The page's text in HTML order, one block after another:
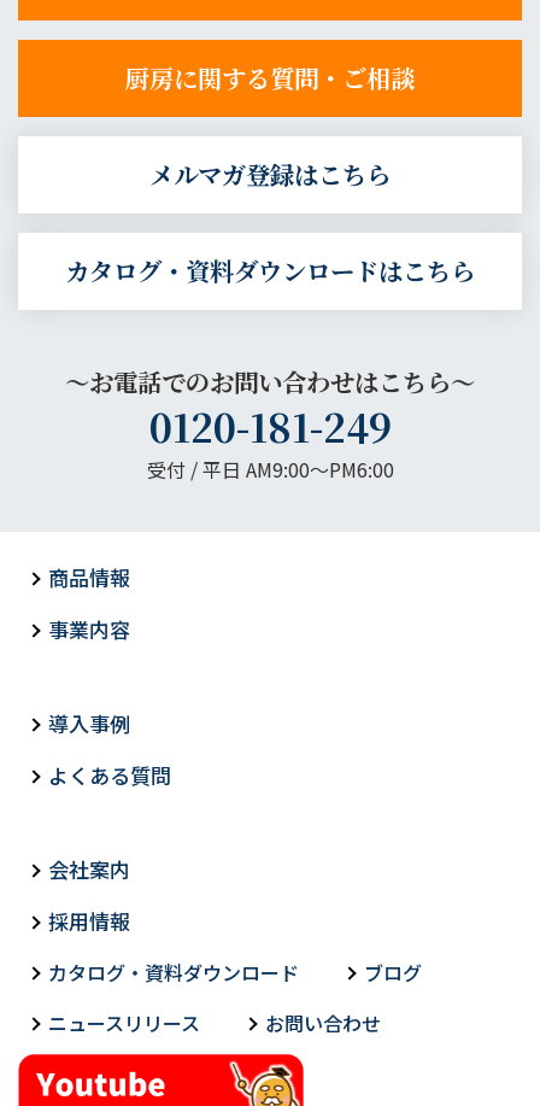
厨房に関する質問・ご相談
メルマガ登録はこちら
カタログ・資料ダウンロードはこちら
～お電話でのお問い合わせはこちら～
0120-181-249
受付 / 平日 AM9:00〜PM6:00
商品情報
事業内容
導入事例
よくある質問
会社案内
採用情報
カタログ・資料ダウンロード
ブログ
ニュースリリース
お問い合わせ